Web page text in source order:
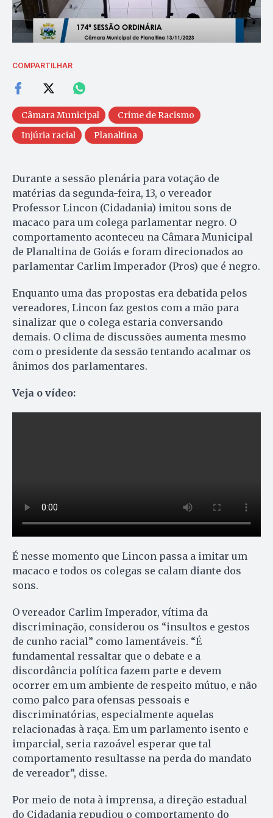
COMPARTILHAR
Câmara Municipal
Crime de Racismo
Injúria racial
Planaltina
Durante a sessão plenária para votação de
matérias da segunda-feira, 13, o vereador
Professor Lincon (Cidadania) imitou sons de
macaco para um colega parlamentar negro. O
comportamento aconteceu na Câmara Municipal
de Planaltina de Goiás e foram direcionados ao
parlamentar Carlim Imperador (Pros) que é negro.
Enquanto uma das propostas era debatida pelos
vereadores, Lincon faz gestos com a mão para
sinalizar que o colega estaria conversando
demais. O clima de discussões aumenta mesmo
com o presidente da sessão tentando acalmar os
ânimos dos parlamentares.
Veja o vídeo:
É nesse momento que Lincon passa a imitar um
macaco e todos os colegas se calam diante dos
sons.
O vereador Carlim Imperador, vítima da
discriminação, considerou os “insultos e gestos
de cunho racial” como lamentáveis. “É
fundamental ressaltar que o debate e a
discordância política fazem parte e devem
ocorrer em um ambiente de respeito mútuo, e não
como palco para ofensas pessoais e
discriminatórias, especialmente aquelas
relacionadas à raça. Em um parlamento isento e
imparcial, seria razoável esperar que tal
comportamento resultasse na perda do mandato
de vereador”, disse.
Por meio de nota à imprensa, a direção estadual
do Cidadania repudiou o comportamento do